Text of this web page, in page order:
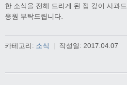
한 소식을 전해 드리게 된 점 깊이 사과
응원 부탁드립니다.
카테고리: 소식 | 작성일: 2017.04.07